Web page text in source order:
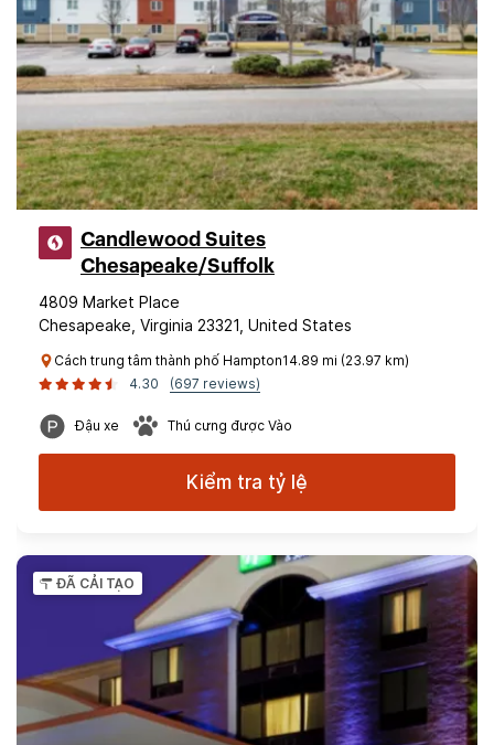
Candlewood Suites
Chesapeake/Suffolk
4809 Market Place
Chesapeake, Virginia 23321, United States
Cách trung tâm thành phố Hampton14.89 mi (23.97 km)
4.30
(697 reviews)
Đậu xe Thú cưng được Vào
Kiểm tra tỷ lệ
ĐÃ CẢI TẠO